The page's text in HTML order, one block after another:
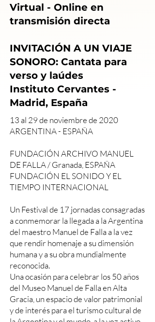
Virtual - Online en
transmisión directa
INVITACIÓN A UN VIAJE
SONORO: Cantata para
verso y laúdes
Instituto Cervantes -
Madrid, España
13 al 29 de noviembre de 2020
ARGENTINA - ESPAÑA
FUNDACIÓN ARCHIVO MANUEL
DE FALLA / Granada, ESPAÑA
FUNDACIÓN EL SONIDO Y EL
TIEMPO INTERNACIONAL
Un Festival de 17 jornadas consagradas
a conmemorar la llegada a la Argentina
del maestro Manuel de Falla a la vez
que rendir homenaje a su dimensión
humana y a su obra mundialmente
reconocida.
Una ocasión para celebrar los 50 años
del Museo Manuel de Falla en Alta
Gracia, un espacio de valor patrimonial
y de interés para el turismo cultural de